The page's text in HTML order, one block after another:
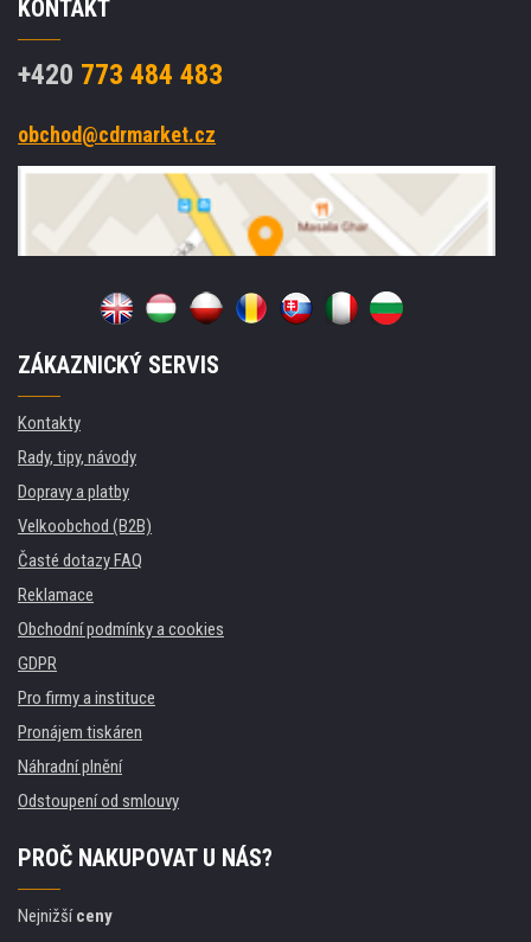
KONTAKT
+420 773 484 483
obchod@cdrmarket.cz
ZÁKAZNICKÝ SERVIS
Kontakty
Rady, tipy, návody
Dopravy a platby
Velkoobchod (B2B)
Časté dotazy FAQ
Reklamace
Obchodní podmínky a cookies
GDPR
Pro firmy a instituce
Pronájem tiskáren
Náhradní plnění
Odstoupení od smlouvy
PROČ NAKUPOVAT U NÁS?
Nejnižšíceny